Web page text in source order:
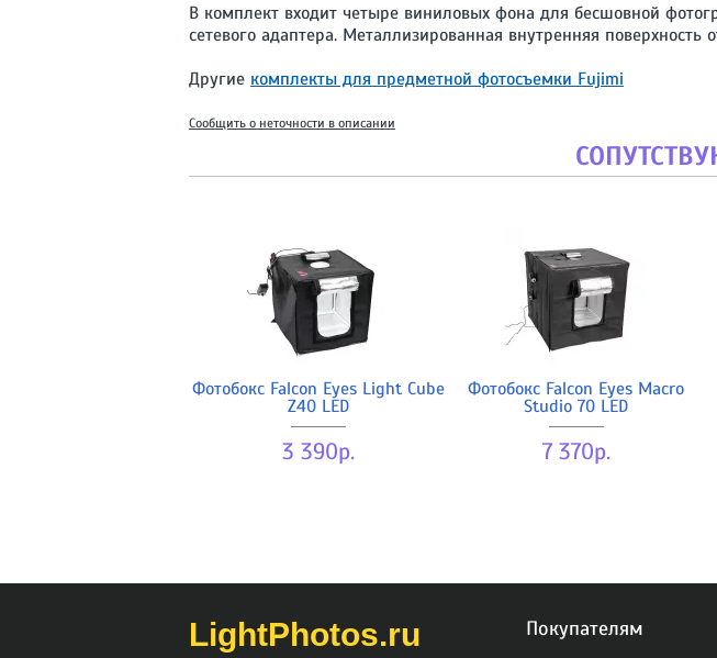
В комплект входит четыре виниловых фона для бесшовной
сетевого адаптера. Металлизированная внутренняя поверхность
Другие комплекты для предметной фотосъемки Fujimi
Сообщить о неточности в описании
Фотобокс Falcon Eyes Light Cube
Z40 LED
3 390р.
Фотобокс Falcon Eyes Macro
Studio 70 LED
7 370р.
LightPhotos.ru Покупателям